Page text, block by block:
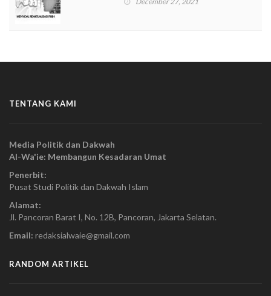
TENTANG KAMI
Media Politik dan Dakwah
Al-Wa'ie: Membangun Kesadaran Umat
Penerbit:
Pusat Studi Politik dan Dakwah Islam
Alamat:
Jl. Pancoran Barat I, No. 12B, Pancoran, Jakarta Selatan.
Email: redaksialwaie@gmail.com
RANDOM ARTIKEL